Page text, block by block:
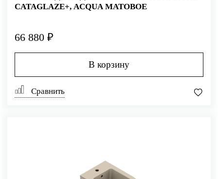
CATAGLAZE+, ACQUA МАТОВОЕ
66 880 ₽
В корзину
Сравнить